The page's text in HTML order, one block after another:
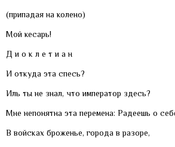
(припадая на колено)
Мой кесарь!
Д и о к л е т и а н
И откуда эта спесь?
Иль ты не знал, что император здесь?
Мне непонятна эта перемена: Радеешь о
В войсках броженье, города в разоре,